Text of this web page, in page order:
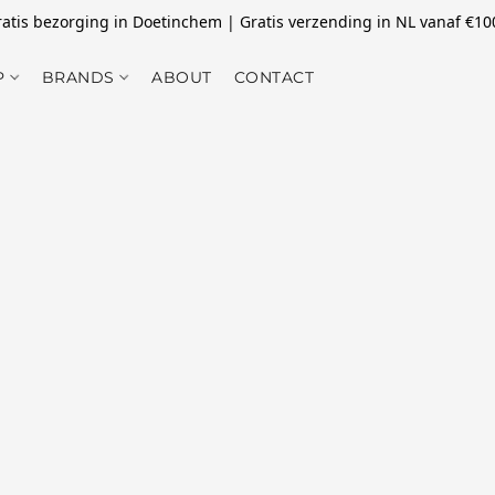
bezorging in Doetinchem | Gratis verzending in NL vanaf
BRANDS ABOUT CONTACT